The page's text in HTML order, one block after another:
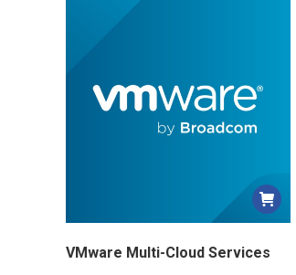
VMware Multi-Cloud Services